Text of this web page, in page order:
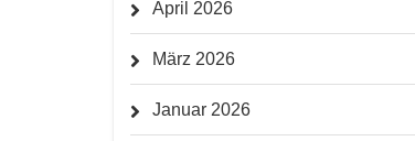
April 2026
März 2026
Januar 2026